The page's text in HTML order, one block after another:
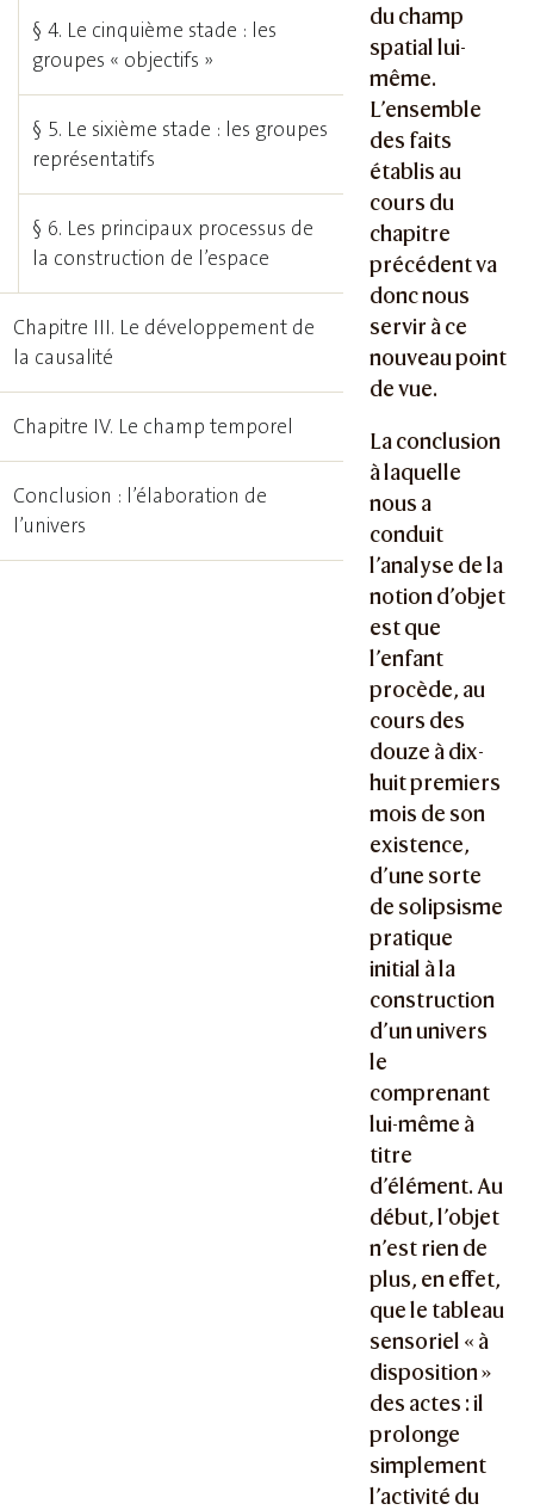
du champ
spatial lui-
même.
L’ensemble
des faits
établis au
cours du
chapitre
précédent va
donc nous
servir à ce
nouveau point
de vue.
La conclusion
à laquelle
nous a
conduit
l’analyse de la
notion d’objet
est que
l’enfant
procède, au
cours des
douze à dix-
huit premiers
mois de son
existence,
d’une sorte
de solipsisme
pratique
initial à la
construction
d’un univers
le
comprenant
lui-même à
titre
d’élément. Au
début, l’objet
n’est rien de
plus, en effet,
que le tableau
sensoriel « à
disposition »
des actes : il
prolonge
simplement
l’activité du
§ 4. Le cinquième stade : les
groupes « objectifs »
§ 5. Le sixième stade : les groupes
représentatifs
§ 6. Les principaux processus de
la construction de l’espace
Chapitre III. Le développement de
la causalité
Chapitre IV. Le champ temporel
Conclusion : l’élaboration de
l’univers